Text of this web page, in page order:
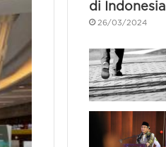
di Indonesia
26/03/2024